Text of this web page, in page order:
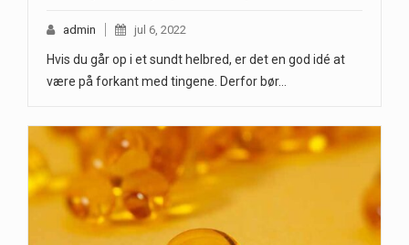
admin jul 6, 2022
Hvis du går op i et sundt helbred, er det en god idé at
være på forkant med tingene. Derfor bør…